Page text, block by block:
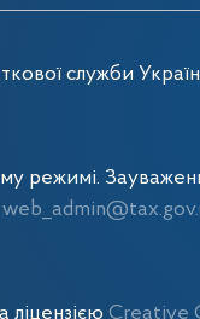
служби
режимі.
ліцензією Creative